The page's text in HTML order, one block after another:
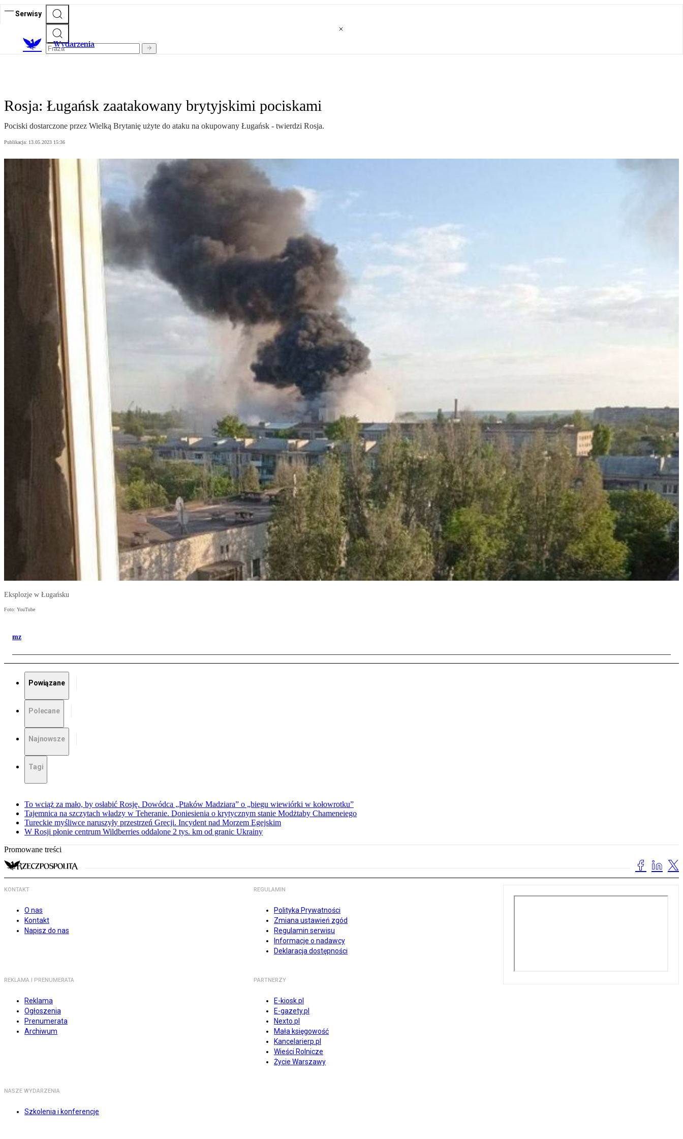
Serwisy
Wydarzenia
Rosja: Ługańsk zaatakowany brytyjskimi pociskami
Pociski dostarczone przez Wielką Brytanię użyte do ataku na okupowany Ługańsk - twierdzi Rosja.
Publikacja: 13.05.2023 15:36
Eksplozje w Ługańsku
Foto: YouTube
mz
Powiązane
Polecane
Najnowsze
Tagi
To wciąż za mało, by osłabić Rosję. Dowódca „Ptaków Madziara” o „biegu wiewiórki w kołowrotku”
Tajemnica na szczytach władzy w Teheranie. Doniesienia o krytycznym stanie Modżtaby Chameneiego
Tureckie myśliwce naruszyły przestrzeń Grecji. Incydent nad Morzem Egejskim
W Rosji płonie centrum Wildberries oddalone 2 tys. km od granic Ukrainy
Promowane treści
KONTAKT
O nas
Kontakt
Napisz do nas
REGULAMIN
Polityka Prywatności
Zmiana ustawień zgód
Regulamin serwisu
Informacje o nadawcy
Deklaracja dostępności
REKLAMA I PRENUMERATA
Reklama
Ogłoszenia
Prenumerata
Archiwum
PARTNERZY
E-kiosk.pl
E-gazety.pl
Nexto.pl
Mała księgowość
Kancelarierp.pl
Wieści Rolnicze
Życie Warszawy
NASZE WYDARZENIA
Szkolenia i konferencje